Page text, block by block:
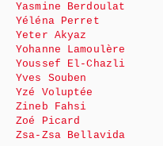
Yasmine Berdoulat
Yéléna Perret
Yeter Akyaz
Yohanne Lamoulère
Youssef El-Chazli
Yves Souben
Yzé Voluptée
Zineb Fahsi
Zoé Picard
Zsa-Zsa Bellavida